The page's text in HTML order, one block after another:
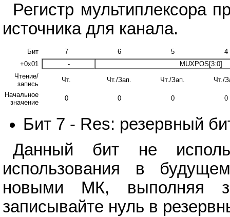
Регистр мультиплексора
источника для канала.
Бит 7 6 5
4
+0x01
-
MUXPOS[3:0]
Чтение/
запись
Чт. Чт./Зап. Чт./Зап.
Чт./
Начальное
значение
0 0 0 0
Бит 7 - Res: резервный
Данный бит не
использования в
новыми МК, выполняя
записывайте нуль в